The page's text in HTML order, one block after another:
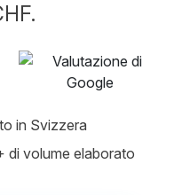
in Svizzera
di volume elaborato